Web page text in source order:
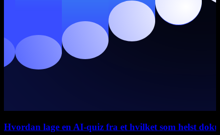
Hvordan lage en AI-quiz fra et hvilket som helst